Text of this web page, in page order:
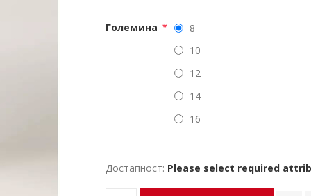
Големина *
8
10
12
14
16
Достапност: Please select required